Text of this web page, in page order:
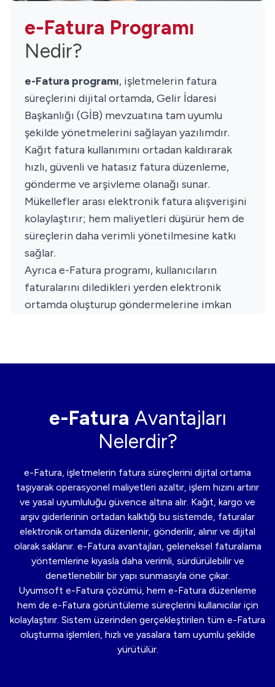
e-Fatura Programı
Nedir?
e-Fatura programı, işletmelerin fatura
süreçlerini dijital ortamda, Gelir İdaresi
Başkanlığı (GİB) mevzuatına tam uyumlu
şekilde yönetmelerini sağlayan yazılımdır.
Kağıt fatura kullanımını ortadan kaldırarak
hızlı, güvenli ve hatasız fatura düzenleme,
gönderme ve arşivleme olanağı sunar.
Mükellefler arası elektronik fatura alışverişini
kolaylaştırır; hem maliyetleri düşürür hem de
süreçlerin daha verimli yönetilmesine katkı
sağlar.
Ayrıca e-Fatura programı, kullanıcıların
faturalarını diledikleri yerden elektronik
ortamda oluşturup göndermelerine imkan
e-Fatura Avantajları
Nelerdir?
e-Fatura, işletmelerin fatura süreçlerini dijital ortama
taşıyarak operasyonel maliyetleri azaltır, işlem hızını artırır
ve yasal uyumluluğu güvence altına alır. Kağıt, kargo ve
arşiv giderlerinin ortadan kalktığı bu sistemde, faturalar
elektronik ortamda düzenlenir, gönderilir, alınır ve dijital
olarak saklanır. e-Fatura avantajları , geleneksel faturalama
yöntemlerine kıyasla daha verimli, sürdürülebilir ve
denetlenebilir bir yapı sunmasıyla öne çıkar.
Uyumsoft e-Fatura çözümü, hem e-Fatura düzenleme
hem de e-Fatura görüntüleme süreçlerini kullanıcılar için
kolaylaştırır. Sistem üzerinden gerçekleştirilen tüm e-Fatura
oluşturma işlemleri, hızlı ve yasalara tam uyumlu şekilde
yürütülür.